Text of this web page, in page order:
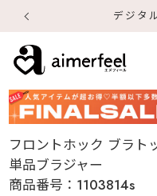
デジタ
フロントホック ブラト
単品ブラジャー
商品番号： 1103814s